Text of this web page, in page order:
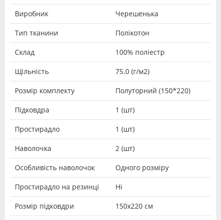
Виробник Черешенька
Тип тканини Полікотон
Склад 100% поліестр
Щільність 75.0 (г/м2)
Розмір комплекту Полуторний (150*220)
Підковдра 1 (шт)
Простирадло 1 (шт)
Наволочка 2 (шт)
Особливість наволочок Одного розміру
Простирадло на резинці Ні
Розмір підковдри 150х220 см